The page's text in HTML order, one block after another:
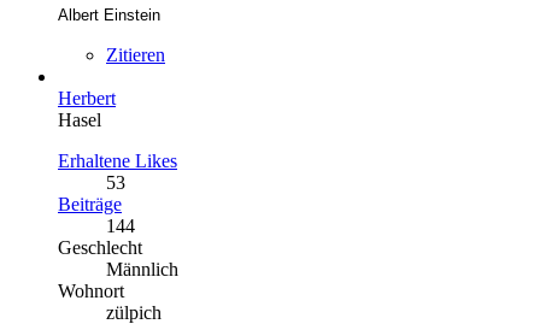
Albert Einstein
Zitieren
Herbert
Hasel
Erhaltene Likes
53
Beiträge
144
Geschlecht
Männlich
Wohnort
zülpich